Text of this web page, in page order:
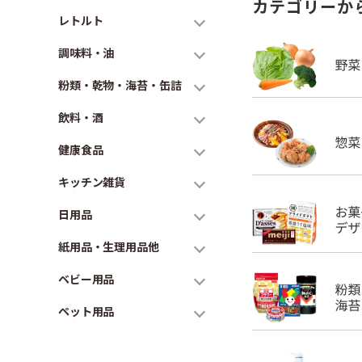
レトルト
調味料・油
粉類・乾物・海苔・缶詰
飲料・酒
健康食品
キッチン雑貨
日用品
紙用品・生理用品他
ベビー用品
ペット用品
カテゴリーか